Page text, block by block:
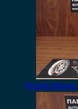
Renault